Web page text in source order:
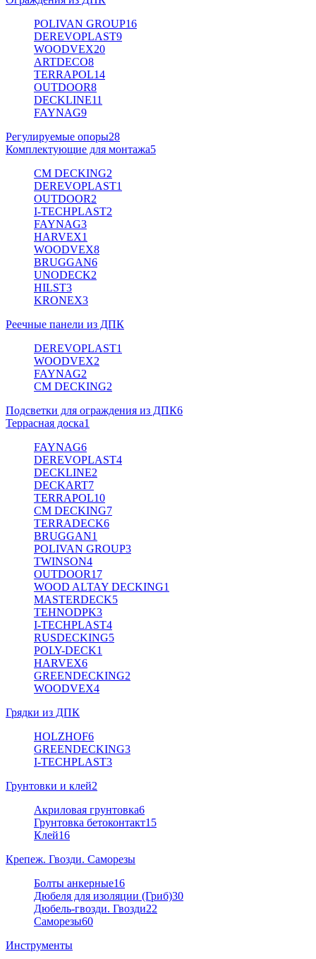
POLIVAN GROUP16
DEREVOPLAST9
WOODVEX20
ARTDECO8
TERRAPOL14
OUTDOOR8
DECKLINE11
FAYNAG9
Регулируемые опоры28
Комплектующие для монтажа5
CM DECKING2
DEREVOPLAST1
OUTDOOR2
I-TECHPLAST2
FAYNAG3
HARVEX1
WOODVEX8
BRUGGAN6
UNODECK2
HILST3
KRONEX3
Реечные панели из ДПК
DEREVOPLAST1
WOODVEX2
FAYNAG2
CM DECKING2
Подсветки для ограждения из ДПК6
Террасная доска1
FAYNAG6
DEREVOPLAST4
DECKLINE2
DECKART7
TERRAPOL10
CM DECKING7
TERRADECK6
BRUGGAN1
POLIVAN GROUP3
TWINSON4
OUTDOOR17
WOOD ALTAY DECKING1
MASTERDECK5
TEHNODPK3
I-TECHPLAST4
RUSDECKING5
POLY-DECK1
HARVEX6
GREENDECKING2
WOODVEX4
Грядки из ДПК
HOLZHOF6
GREENDECKING3
I-TECHPLAST3
Грунтовки и клей2
Акриловая грунтовка6
Грунтовка бетоконтакт15
Клей16
Крепеж. Гвозди. Саморезы
Болты анкерные16
Дюбеля для изоляции (Гриб)30
Дюбель-гвозди. Гвозди22
Саморезы60
Инструменты